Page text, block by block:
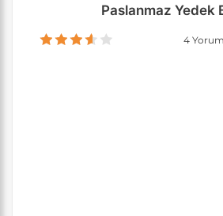
Paslanmaz Yedek
4 Yorum